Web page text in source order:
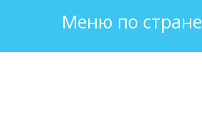
Меню по стране